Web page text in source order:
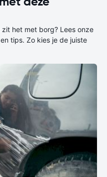
het met borg? Lees onze
tips. Zo kies je de juiste